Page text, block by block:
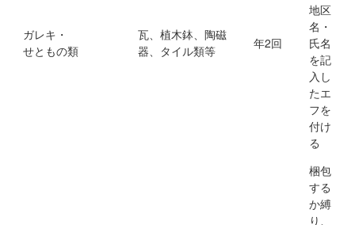
ガレキ・
せともの類
瓦、植木鉢、陶磁
器、タイル類等
年2回
地区
名・
氏名
を記
入し
たエ
フを
付け
る
梱包
する
か縛
り、